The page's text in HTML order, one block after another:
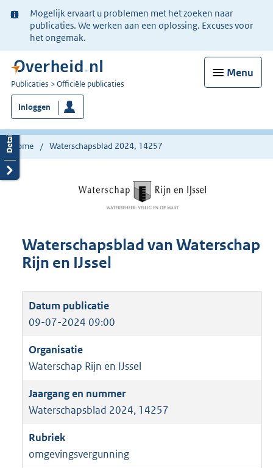
Ter
informatie:
Mogelijk ervaart u problemen met het zoeken naar
publicaties. We werken aan een oplossing. Excuses voor
het ongemak.
Menu
U
bent
nu
hier:
Publicaties Officiële publicaties
Inloggen
Home Waterschapsblad 2024, 14257
Waterschapsblad van Waterschap
Rijn en IJssel
09-07-2024 09:00
Waterschap Rijn en IJssel
Waterschapsblad 2024, 14257
omgevingsvergunning